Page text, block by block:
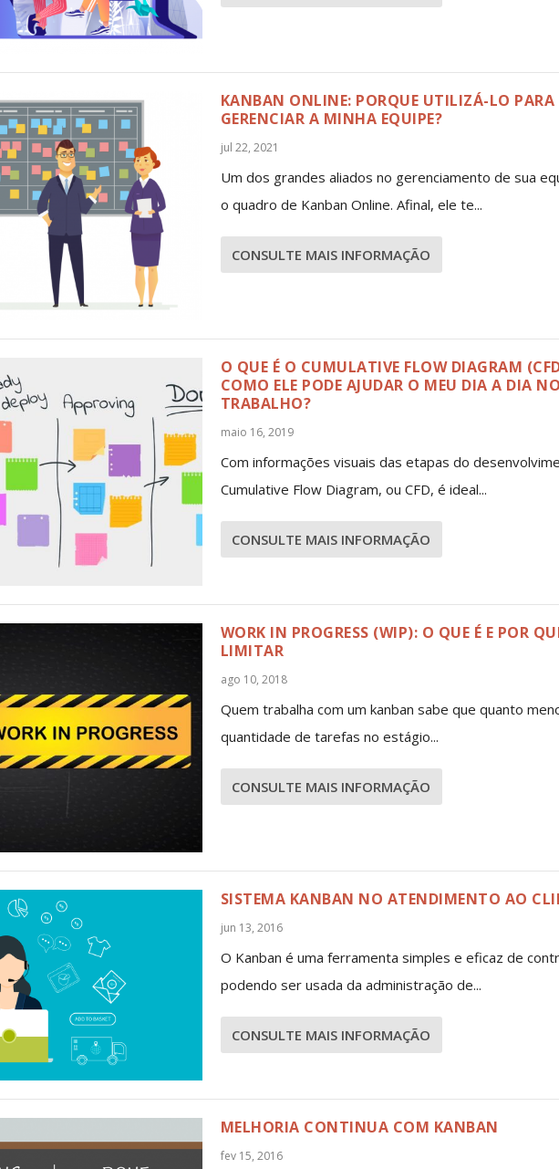
KANBAN ONLINE: PORQUE UTILIZÁ-LO PARA
GERENCIAR A MINHA EQUIPE?
jul 22, 2021
Um dos grandes aliados no gerenciamento de sua
o quadro de Kanban Online. Afinal, ele te...
CONSULTE MAIS INFORMAÇÃO
O QUE É O CUMULATIVE FLOW DIAGRAM
COMO ELE PODE AJUDAR O MEU DIA A DIA NO
TRABALHO?
maio 16, 2019
Com informações visuais das etapas do
Cumulative Flow Diagram, ou CFD, é ideal...
CONSULTE MAIS INFORMAÇÃO
WORK IN PROGRESS (WIP): O QUE É E POR
LIMITAR
ago 10, 2018
Quem trabalha com um kanban sabe que quanto
quantidade de tarefas no estágio...
CONSULTE MAIS INFORMAÇÃO
SISTEMA KANBAN NO ATENDIMENTO AO
jun 13, 2016
O Kanban é uma ferramenta simples e eficaz de
podendo ser usada da administração de...
CONSULTE MAIS INFORMAÇÃO
MELHORIA CONTINUA COM KANBAN
fev 15, 2016